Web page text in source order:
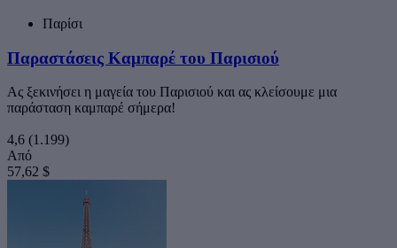
Παρίσι
Παραστάσεις Καμπαρέ του Παρισιού
Ας ξεκινήσει η μαγεία του Παρισιού και ας κλείσουμε μια
παράσταση καμπαρέ σήμερα!
4,6 (1.199)
Από
57,62 $